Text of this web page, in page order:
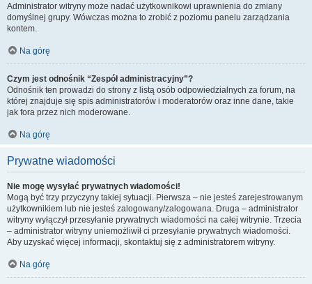
Administrator witryny może nadać użytkownikowi uprawnienia do zmiany
domyślnej grupy. Wówczas można to zrobić z poziomu panelu zarządzania
kontem.
Na górę
Czym jest odnośnik “Zespół administracyjny”?
Odnośnik ten prowadzi do strony z listą osób odpowiedzialnych za forum, na
której znajduje się spis administratorów i moderatorów oraz inne dane, takie
jak fora przez nich moderowane.
Na górę
Prywatne wiadomości
Nie mogę wysyłać prywatnych wiadomości!
Mogą być trzy przyczyny takiej sytuacji. Pierwsza – nie jesteś zarejestrowanym
użytkownikiem lub nie jesteś zalogowany/zalogowana. Druga – administrator
witryny wyłączył przesyłanie prywatnych wiadomości na całej witrynie. Trzecia
– administrator witryny uniemożliwił ci przesyłanie prywatnych wiadomości.
Aby uzyskać więcej informacji, skontaktuj się z administratorem witryny.
Na górę